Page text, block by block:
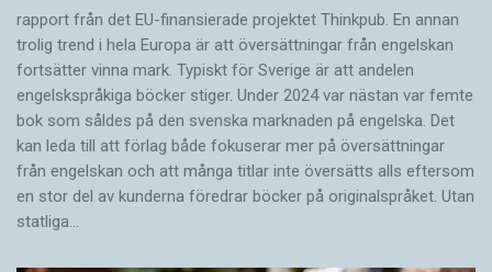
rapport från det EU-finansierade projektet Thinkpub. En annan
trolig trend i hela Europa är att översättningar från engelskan
fortsätter vinna mark. Typiskt för Sverige är att andelen
engelskspråkiga böcker stiger. Under 2024 var nästan var femte
bok som såldes på den svenska marknaden på engelska. Det
kan leda till att förlag både fokuserar mer på översättningar
från engelskan och att många titlar inte översätts alls eftersom
en stor del av kunderna föredrar böcker på originalspråket. Utan
statliga…